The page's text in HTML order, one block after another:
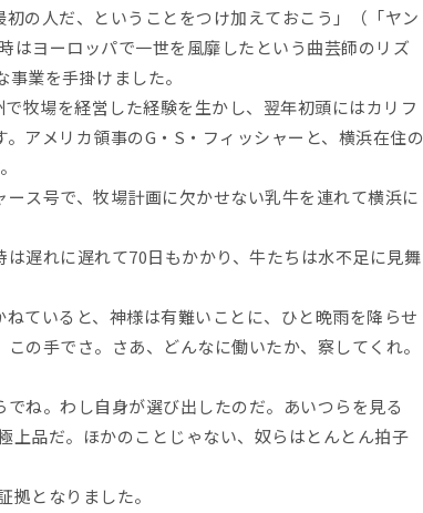
の人だ、ということをつけ加えておこう」（「ヤン
はヨーロッパで一世を風靡したという曲芸師のリズ
業を手掛けました。
牧場を経営した経験を生かし、翌年初頭にはカリフ
アメリカ領事のG・S・フィッシャーと、横浜在住の
ス号で、牧場計画に欠かせない乳牛を連れて横浜に
遅れに遅れて70日もかかり、牛たちは水不足に見舞
ていると、神様は有難いことに、ひと晩雨を降らせ
の手でさ。さあ、どんなに働いたか、察してくれ。
ね。わし自身が選び出したのだ。あいつらを見る
品だ。ほかのことじゃない、奴らはとんとん拍子
となりました。